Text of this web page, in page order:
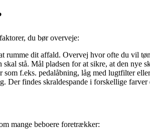
du bør overveje:
dit affald. Overvej hvor ofte du vil
stå. Mål pladsen for at sikre, at den nye
f.eks. pedalåbning, låg med lugtfilter
findes skraldespande i forskellige
mange beboere foretrækker: